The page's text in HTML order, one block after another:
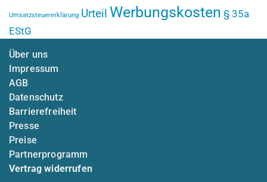
Umsatzsteuererklärung Urteil Werbungskosten § 35a
EStG
Über uns
Impressum
AGB
Datenschutz
Barrierefreiheit
Presse
Preise
Partnerprogramm
Vertrag widerrufen